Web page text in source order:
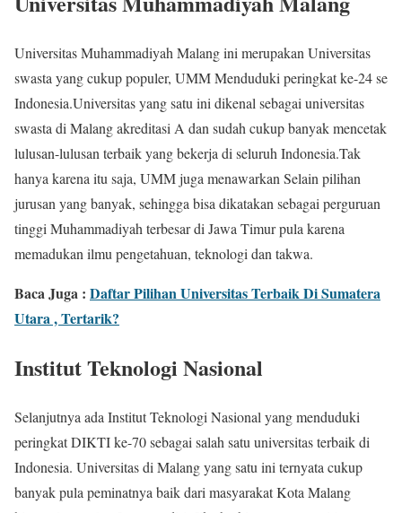
Universitas Muhammadiyah Malang ini merupakan Universitas
swasta yang cukup populer, UMM Menduduki peringkat ke-24 se
Indonesia.Universitas yang satu ini dikenal sebagai universitas
swasta di Malang akreditasi A dan sudah cukup banyak mencetak
lulusan-lulusan terbaik yang bekerja di seluruh Indonesia.Tak
hanya karena itu saja, UMM juga menawarkan Selain pilihan
jurusan yang banyak, sehingga bisa dikatakan sebagai perguruan
tinggi Muhammadiyah terbesar di Jawa Timur pula karena
memadukan ilmu pengetahuan, teknologi dan takwa.
Baca Juga : Daftar Pilihan Universitas Terbaik Di Sumatera
Utara , Tertarik?
Institut Teknologi Nasional
Selanjutnya ada Institut Teknologi Nasional yang menduduki
peringkat DIKTI ke-70 sebagai salah satu universitas terbaik di
Indonesia. Universitas di Malang yang satu ini ternyata cukup
banyak pula peminatnya baik dari masyarakat Kota Malang